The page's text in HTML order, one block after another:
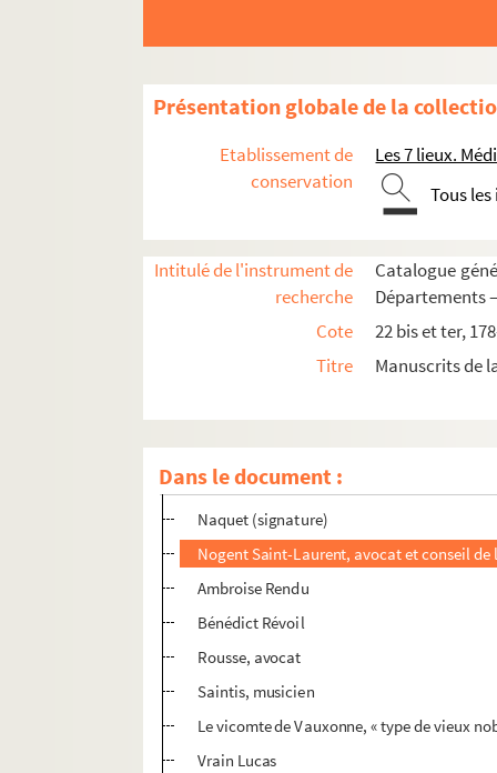
Présentation globale de la
Etablissement de
conservation
Les 7 lieux.
Tous
Intitulé de l'instrument de
recherche
Catalogue
Départements
Cote
22 bis et ter,
Titre
Manuscrits de
Dans le document :
Emmanuel Gonzalès
Israels, peintre
Lalanne
C. de La Rounat
Mery, « artiste de mérite, inventeur de la
Ch. Monginot, peintre
Müntz, bibliothécaire de l'École des beaux-
Naquet (signature)
Nogent Saint-Laurent, avocat et conseil
Ambroise Rendu
Bénédict Révoil
Rousse, avocat
Saintis, musicien
Le vicomte de Vauxonne, « type de vieux
Vrain Lucas